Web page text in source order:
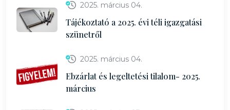
2025. március 04.
Tájékoztató a 2025. évi téli igazgatási
szünetről
2025. március 04.
Ebzárlat és legeltetési tilalom- 2025.
március